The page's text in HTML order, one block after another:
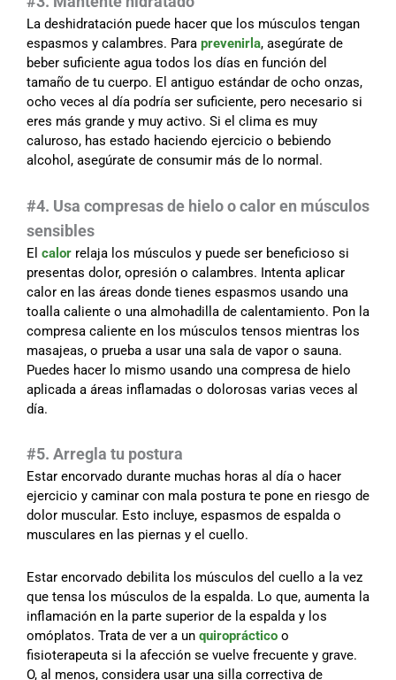
La deshidratación puede hacer que los músculos tengan
espasmos y calambres. Para prevenirla, asegúrate de
beber suficiente agua todos los días en función del
tamaño de tu cuerpo. El antiguo estándar de ocho onzas,
ocho veces al día podría ser suficiente, pero necesario si
eres más grande y muy activo. Si el clima es muy
caluroso, has estado haciendo ejercicio o bebiendo
alcohol, asegúrate de consumir más de lo normal.
#4. Usa compresas de hielo o calor en músculos
sensibles
El calor relaja los músculos y puede ser beneficioso si
presentas dolor, opresión o calambres. Intenta aplicar
calor en las áreas donde tienes espasmos usando una
toalla caliente o una almohadilla de calentamiento. Pon la
compresa caliente en los músculos tensos mientras los
masajeas, o prueba a usar una sala de vapor o sauna.
Puedes hacer lo mismo usando una compresa de hielo
aplicada a áreas inflamadas o dolorosas varias veces al
día.
#5. Arregla tu postura
Estar encorvado durante muchas horas al día o hacer
ejercicio y caminar con mala postura te pone en riesgo de
dolor muscular. Esto incluye, espasmos de espalda o
musculares en las piernas y el cuello.
Estar encorvado debilita los músculos del cuello a la vez
que tensa los músculos de la espalda. Lo que, aumenta la
inflamación en la parte superior de la espalda y los
omóplatos. Trata de ver a un quiropráctico o
fisioterapeuta si la afección se vuelve frecuente y grave.
O, al menos, considera usar una silla correctiva de